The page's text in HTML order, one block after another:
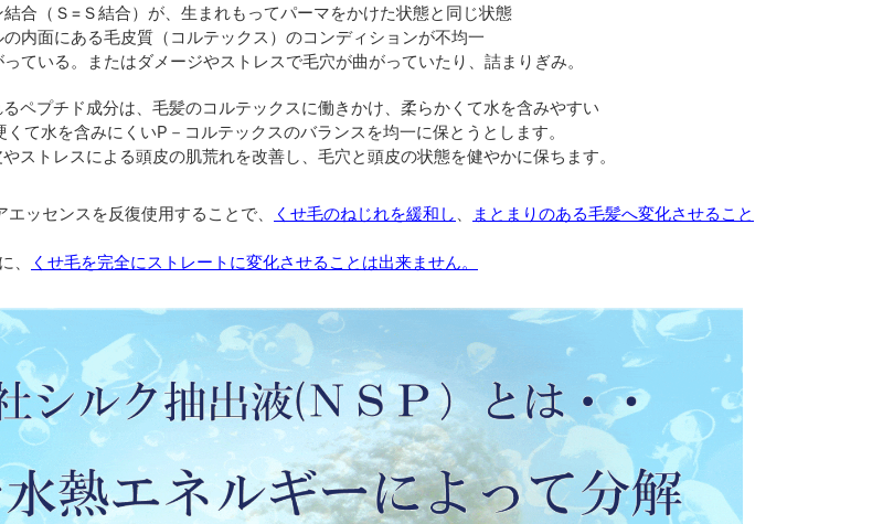
合（Ｓ=Ｓ結合）が、生まれもってパーマをかけた状態と同じ状態
内面にある毛皮質（コルテックス）のコンディションが不均一
いる。またはダメージやストレスで毛穴が曲がっていたり、詰まりぎみ。
ペプチド成分は、毛髪のコルテックスに働きかけ、柔らかくて水を含みやすい
て水を含みにくいP－コルテックスのバランスを均一に保とうとします。
ストレスによる頭皮の肌荒れを改善し、毛穴と頭皮の状態を健やかに保ちます。
ッセンスを反復使用することで、 くせ毛のねじれを緩和し 、
まとまりのある毛髪へ変化させること
、
くせ毛を完全にストレートに変化させることは出来ません。